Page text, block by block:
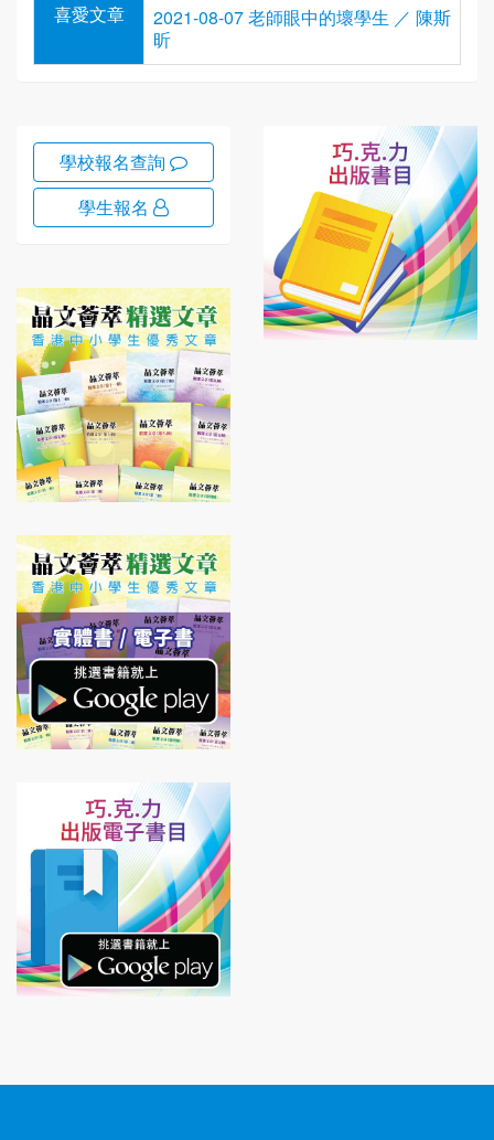
喜愛文章
2021-08-07 老師眼中的壞學生 ／ 陳斯
昕
學校報名查詢
學生報名